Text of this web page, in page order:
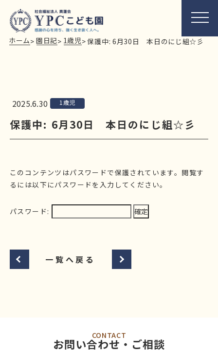
ホーム> 園日記> 1歳児> 保護中: 6月30日 本日のにじ組☆彡
2025.6.30 1歳児
保護中: 6月30日 本日のにじ組☆彡
このコンテンツはパスワードで保護されています。閲覧す
るには以下にパスワードを入力してください。
パスワード:
一覧へ戻る
CONTACT
お問い合わせ・ご相談